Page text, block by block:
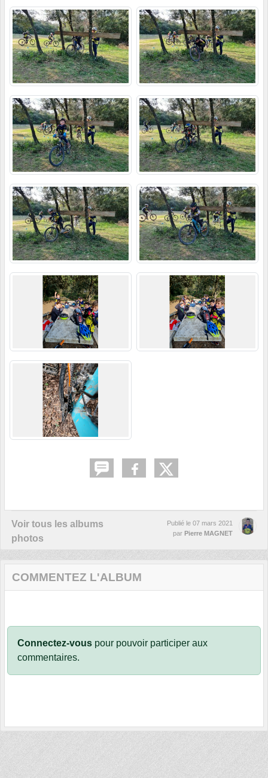
Voir tous les albums
photos
Publié le 07 mars 2021
par Pierre MAGNET
COMMENTEZ L'ALBUM
Connectez-vous pour pouvoir participer aux
commentaires.